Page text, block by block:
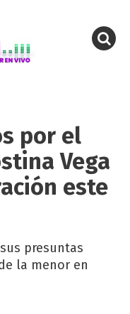
por el
Vega
este
presuntas
la menor en